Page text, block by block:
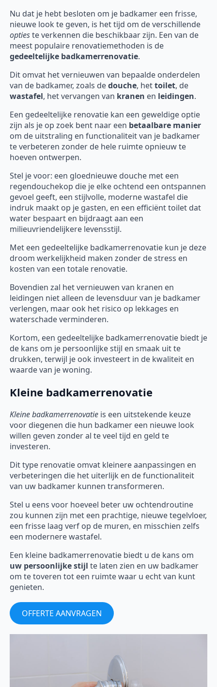
Nu dat je hebt besloten om je badkamer een frisse,
nieuwe look te geven, is het tijd om de verschillende
optieste verkennen die beschikbaar zijn. Een van de
meest populaire renovatiemethoden is de
gedeeltelijke badkamerrenovatie.
Dit omvat het vernieuwen van bepaalde onderdelen
van de badkamer, zoals dedouche, hettoilet, de
wastafel, het vervangen van kranen en leidingen.
Een gedeeltelijke renovatie kan een geweldige optie
zijn als je op zoek bent naar een betaalbare manier
om de uitstraling en functionaliteit van je badkamer
te verbeteren zonder de hele ruimte opnieuw te
hoeven ontwerpen.
Stel je voor: een gloednieuwe douche met een
regendouchekop die je elke ochtend een ontspannen
gevoel geeft, een stijlvolle, moderne wastafel die
indruk maakt op je gasten, en een efficiënt toilet dat
water bespaart en bijdraagt aan een
milieuvriendelijkere levensstijl.
Met een gedeeltelijke badkamerrenovatie kun je deze
droom werkelijkheid maken zonder de stress en
kosten van een totale renovatie.
Bovendien zal het vernieuwen van kranen en
leidingen niet alleen de levensduur van je badkamer
verlengen, maar ook het risico op lekkages en
waterschade verminderen.
Kortom, een gedeeltelijke badkamerrenovatie biedt je
de kans om je persoonlijke stijl en smaak uit te
drukken, terwijl je ook investeert in de kwaliteit en
waarde van je woning.
Kleine badkamerrenovatie
Kleine badkamerrenovatie is een uitstekende keuze
voor diegenen die hun badkamer een nieuwe look
willen geven zonder al te veel tijd en geld te
investeren.
Dit type renovatie omvat kleinere aanpassingen en
verbeteringen die het uiterlijk en de functionaliteit
van uw badkamer kunnen transformeren.
Stel u eens voor hoeveel beter uw ochtendroutine
zou kunnen zijn met een prachtige, nieuwe tegelvloer,
een frisse laag verf op de muren, en misschien zelfs
een modernere wastafel.
Een kleine badkamerrenovatie biedt u de kans om
uw persoonlijke stijl te laten zien en uw badkamer
om te toveren tot een ruimte waar u echt van kunt
genieten.
OFFERTE AANVRAGEN